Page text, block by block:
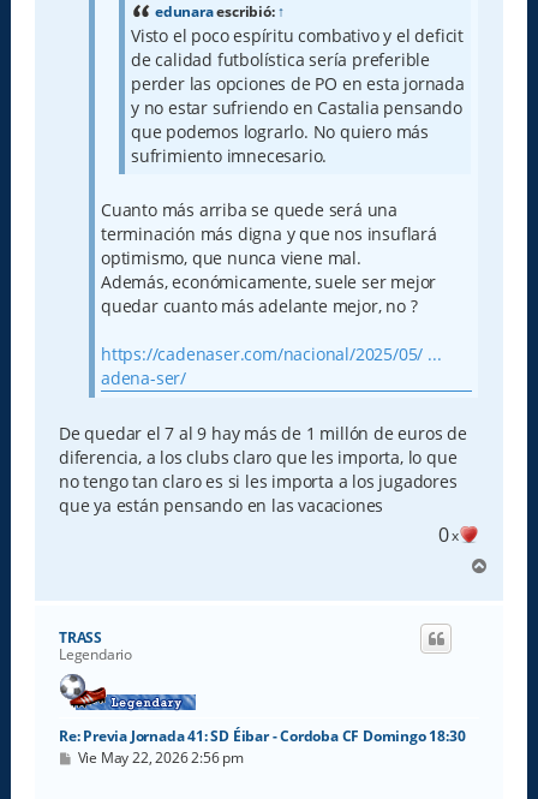
edunaraescribió:↑
Visto el poco espíritu combativo y el deficit
de calidad futbolística sería preferible
perder las opciones de PO en esta jornada
y no estar sufriendo en Castalia pensando
que podemos lograrlo. No quiero más
sufrimiento imnecesario.
Cuanto más arriba se quede será una
terminación más digna y que nos insuflará
optimismo, que nunca viene mal.
Además, económicamente, suele ser mejor
quedar cuanto más adelante mejor, no ?
https://cadenaser.com/nacional/2025/05/ ...
adena-ser/
De quedar el 7 al 9 hay más de 1 millón de euros de
diferencia, a los clubs claro que les importa, lo que
no tengo tan claro es si les importa a los jugadores
que ya están pensando en las vacaciones
0x
r
TRASS
Legendario
Re: Previa Jornada 41: SD Éibar - Cordoba CF Domingo 18:30
M
Vie May 22, 2026 2:56 pm